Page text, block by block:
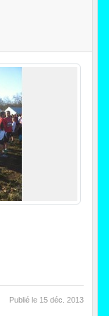
Publié le 15 déc. 2013